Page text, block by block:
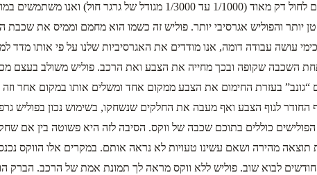
פוליש גרגירי כשמו כן הוא, פוליש הכולל בתוכו גרגירים קטנים הדומים
יותר והפוליש אגרסיבי יותר. פוליש זה כשמו הוא מחמם וממיס את
עושה עבודה דומה, אנו מודדים את האגרסיביות שלנו על פי אותו מדד
שקופה ובכך מחייה את הצבע ואת הרכב. פוליש משולב בעצם מכיל
בעזרת החימום את הצבע ממקום אחד ומשלים אותו במקום אחר וזה
החודר לגוף הצבע ואף מעבה את החלקים שנשחקו, בשימוש נכון בפוליש
כוללים בתוכם שכבה של ווקס. הסיבה לזה היא פשוטה בין אם
תוצאה מהירה ושאם עשינו טעויות לא נראה אותם. במקרים אלו הווקס
לבוא שוב. פוליש ללא ווקס מראה לך תמונת אמת של הרכב. הברק